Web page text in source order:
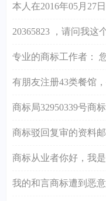
本人在2016年05月27
20365823 ，请问我这
专业的商标工作者：
有朋友注册43类餐馆
商标局32950339号商
商标驳回复审的资料
商标从业者你好，我
我的和言商标遭到恶